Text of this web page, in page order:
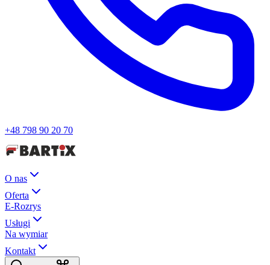
+48 798 90 20 70
O nas
Oferta
E-Rozrys
Usługi
Na wymiar
Kontakt